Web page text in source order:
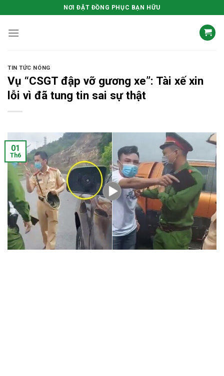
to
content
NƠI ĐẶT ĐỒNG PHỤC BẠN HỮU
TIN TỨC NÓNG
Vụ “CSGT đập vỡ gương xe”: Tài xế xin
lỗi vì đã tung tin sai sự thật
01
Th6